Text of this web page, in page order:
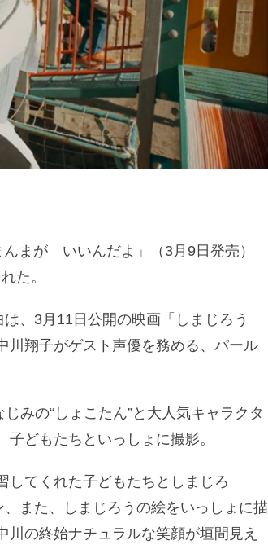
まが いいんだよ」（3月9日発売）
た。
、3月11日公開の映画「しまじろう
翔子がゲスト声優を務める、パール
みの“しょこたん”と大人気キャラクタ
どもたちといっしょに撮影。
てくれた子どもたちとしまじろ
また、しまじろうの絵をいっしょに描
の終始ナチュラルな笑顔が垣間見え